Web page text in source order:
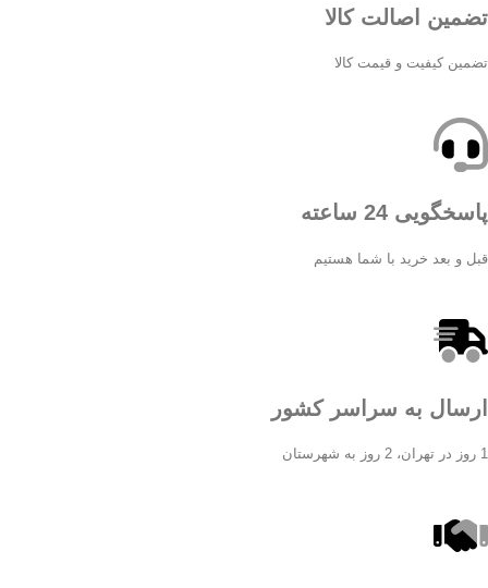
تضمین اصالت کالا
تضمین کیفیت و قیمت کالا
پاسخگویی 24 ساعته
قبل و بعد خرید با شما هستیم
ارسال به سراسر کشور
1 روز در تهران، 2 روز به شهرستان